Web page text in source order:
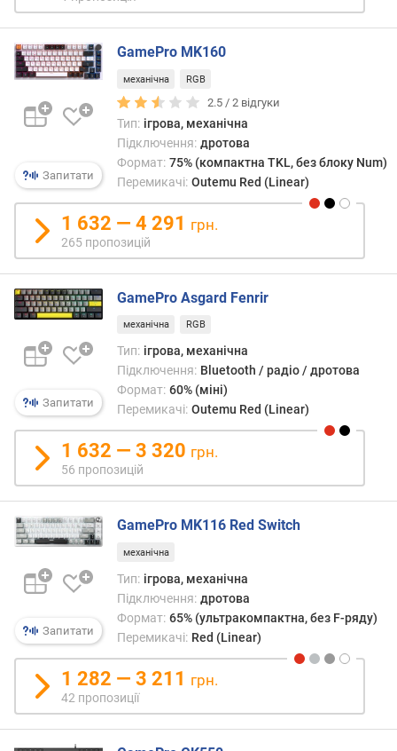
а
ч
і
в
с
и
н
а
т
и
с
к
а
н
я
(
)
і
.
х
і
(
м
г
н
т
Запитати
GamePro MK160
механічна RGB
2.5 /2 відгуки
Тип: ігрова, механічна
Підключення: дротова
Формат: 75% (компактна TKL, без блоку Num)
Перемикачі: Outemu Red (Linear)
1 632 — 4 291 грн.
265 пропозицій
Запитати
GamePro Asgard Fenrir
механічна RGB
Тип: ігрова, механічна
Підключення: Bluetooth / радіо / дротова
Формат: 60% (міні)
Перемикачі: Outemu Red (Linear)
1 632 — 3 320 грн.
56 пропозицій
Запитати
GamePro MK116 Red Switch
механічна
Тип: ігрова, механічна
Підключення: дротова
Формат: 65% (ультракомпактна, без F-ряду)
Перемикачі: Red (Linear)
1 282 — 3 211 грн.
42 пропозиції